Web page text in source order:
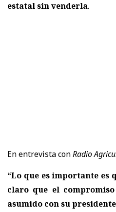
estatal sin venderla.
En entrevista conRadio
“Lo que es importante es
claro que el
asumido con su